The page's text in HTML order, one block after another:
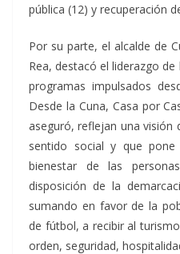
pública (12) y recuperación
Por su parte, el alcalde de
Rea, destacó el liderazgo
programas impulsados
Desde la Cuna, Casa por
aseguró, reflejan una visión
sentido social y que
bienestar de las
disposición de la
sumando en favor de la
de fútbol, a recibir al
orden, seguridad,